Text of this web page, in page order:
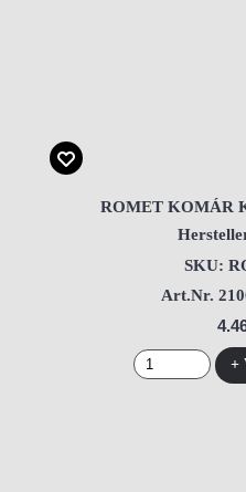
ROMET KOMÁR
SKU:
Art.Nr.
+